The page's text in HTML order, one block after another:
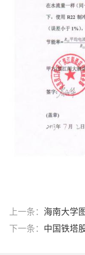
上一条： 海南大学
下一条： 中国铁塔